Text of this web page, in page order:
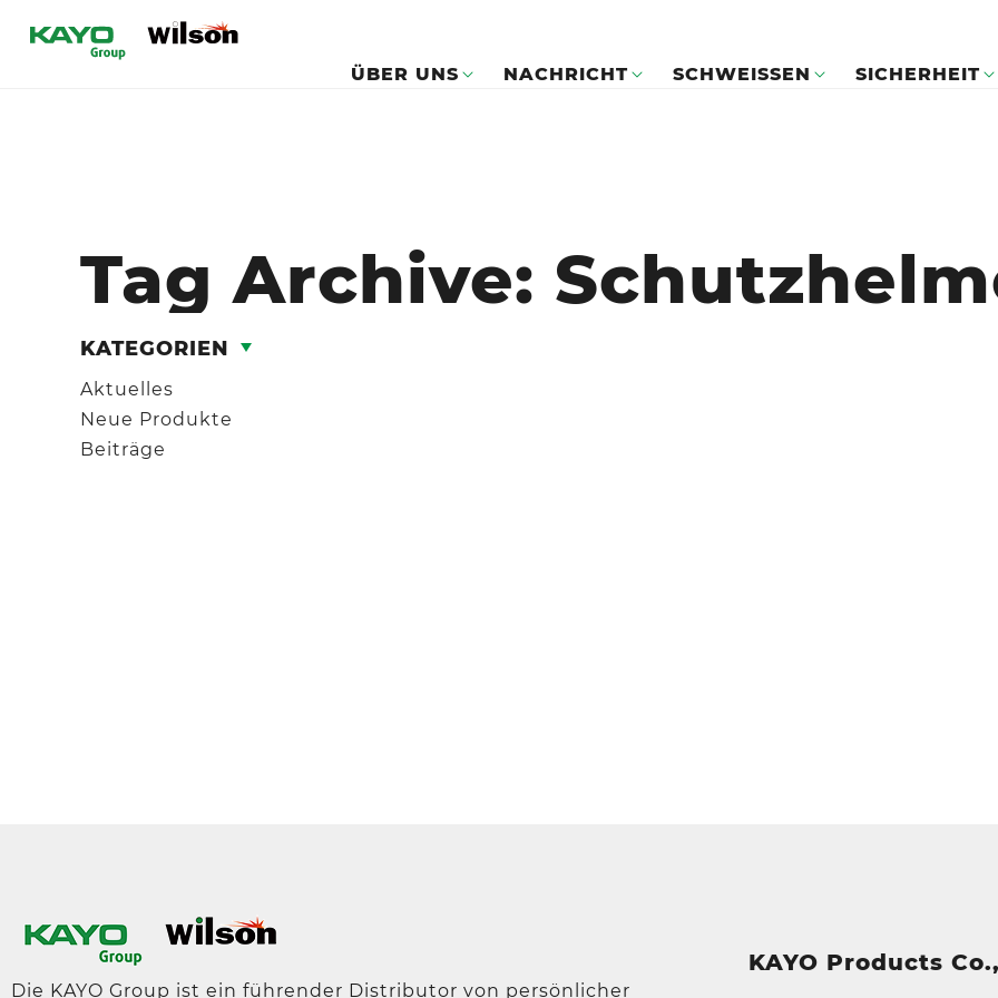
ÜBER UNS NACHRICHT SCHWEISSEN SICHERHEIT
Tag Archive:
KATEGORIEN
Aktuelles
Neue Produkte
Beiträge
Die KAYO Group ist ein führender Distributor von persönlicher
KAYO Products